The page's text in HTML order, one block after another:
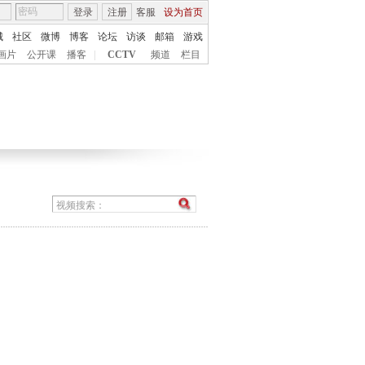
客服 设为首页
登录 注册
社区 微博 博客 论坛 访谈 邮箱
游戏
片
公开课 播客 CCTV 频道 栏目